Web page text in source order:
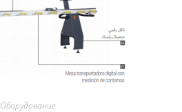
Оборудование